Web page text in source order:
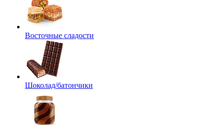
Восточные сладости
Шоколад/батончики